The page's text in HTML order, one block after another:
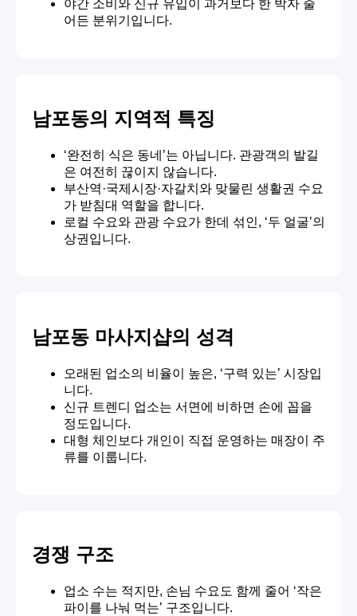
야간 소비와 신규 유입이 과거보다 한 박자 줄
어든 분위기입니다.
남포동의 지역적 특징
‘완전히 식은 동네’는 아닙니다. 관광객의 발길
은 여전히 끊이지 않습니다.
부산역·국제시장·자갈치와 맞물린 생활권 수요
가 받침대 역할을 합니다.
로컬 수요와 관광 수요가 한데 섞인, ‘두 얼굴’의
상권입니다.
남포동 마사지샵의 성격
오래된 업소의 비율이 높은, ‘구력 있는’ 시장입
니다.
신규 트렌디 업소는 서면에 비하면 손에 꼽을
정도입니다.
대형 체인보다 개인이 직접 운영하는 매장이 주
류를 이룹니다.
경쟁 구조
업소 수는 적지만, 손님 수요도 함께 줄어 ‘작은
파이를 나눠 먹는’ 구조입니다.